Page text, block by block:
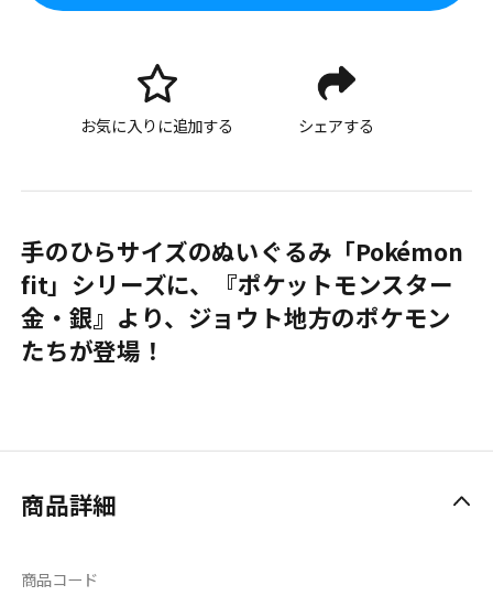
お気に入りに追加する シェアする
手のひらサイズのぬいぐるみ「Pokémon
fit」シリーズに、『ポケットモンスター
金・銀』より、ジョウト地方のポケモン
たちが登場！
商品詳細
商品コード